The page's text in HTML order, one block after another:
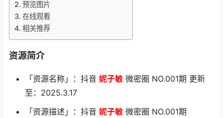
预览图片
在线观看
相关推荐
资源简介
「资源名称」：抖音 妮子敏 微密圈 NO.001期 更新
至：2025.3.17
「资源描述」：抖音 妮子敏 微密圈 NO.001期